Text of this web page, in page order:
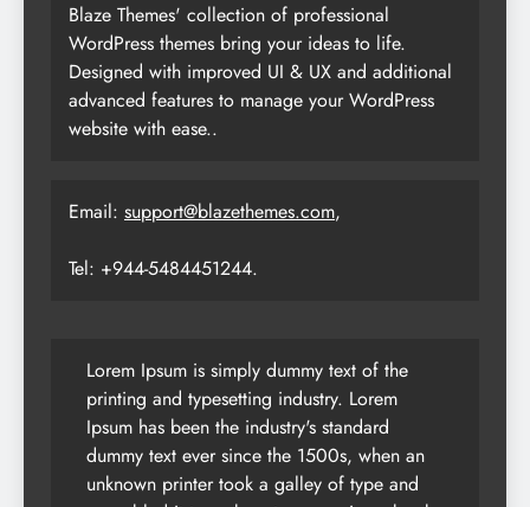
Blaze Themes' collection of professional
WordPress themes bring your ideas to life.
Designed with improved UI & UX and additional
advanced features to manage your WordPress
website with ease..
Email: support@blazethemes.com,
Tel: +944-5484451244.
Lorem Ipsum is simply dummy text of the
printing and typesetting industry. Lorem
Ipsum has been the industry's standard
dummy text ever since the 1500s, when an
unknown printer took a galley of type and